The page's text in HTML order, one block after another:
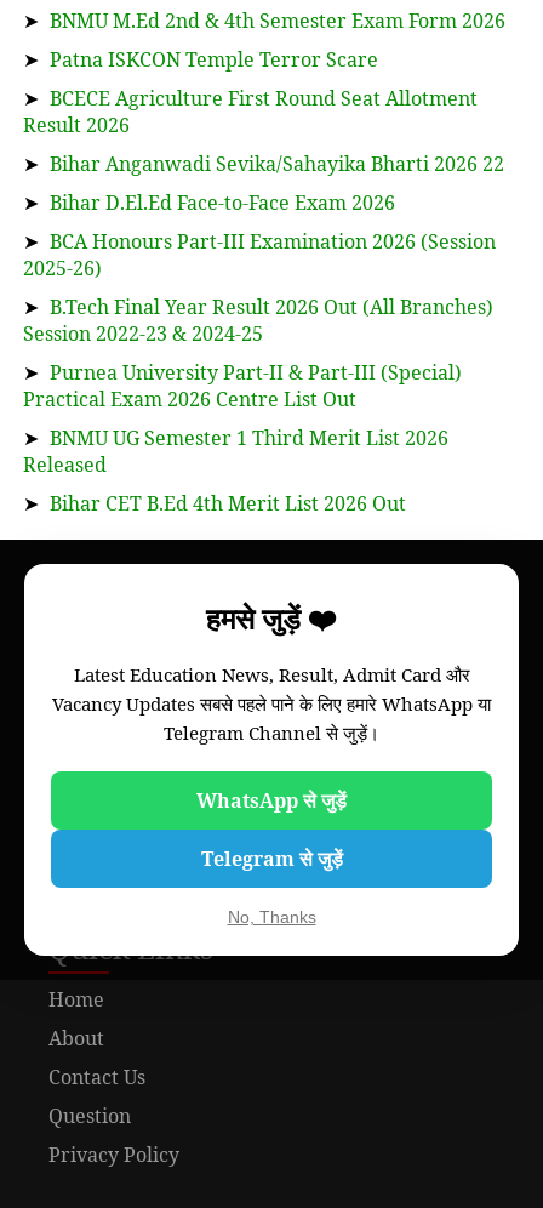
➤ BNMU M.Ed 2nd & 4th Semester Exam Form 2026
➤ Patna ISKCON Temple Terror Scare
➤ BCECE Agriculture First Round Seat Allotment
Result 2026
➤ Bihar Anganwadi Sevika/Sahayika Bharti 2026 22
➤ Bihar D.El.Ed Face-to-Face Exam 2026
➤ BCA Honours Part-III Examination 2026 (Session
2025-26)
➤ B.Tech Final Year Result 2026 Out (All Branches)
Session 2022-23 & 2024-25
➤ Purnea University Part-II & Part-III (Special)
Practical Exam 2026 Centre List Out
➤ BNMU UG Semester 1 Third Merit List 2026
Released
➤ Bihar CET B.Ed 4th Merit List 2026 Out
हमसे जुड़ें ❤️
Latest Education News, Result, Admit Card और
Vacancy Updates सबसे पहले पाने के लिए हमारे WhatsApp या
Telegram Channel से जुड़ें।
WhatsApp से जुड़ें
Telegram से जुड़ें
No, Thanks
information
of your college, we will provide information of
Bihar board and all colleges of all universities of
Bihar through this website.
Please note that this is not an official website of
any Universities of Govt. Institutions.
Quick Links
Home
About
Contact Us
Question
Privacy Policy